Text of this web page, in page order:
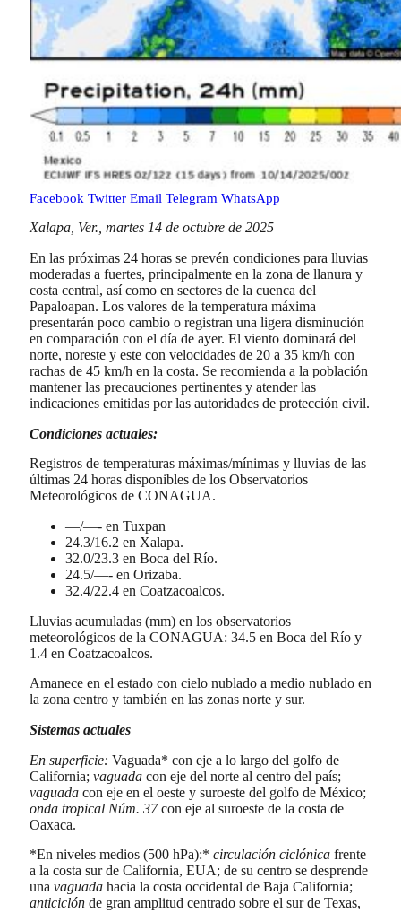
Facebook Twitter Email Telegram WhatsApp
Xalapa, Ver., martes 14 de octubre de 2025
En las próximas 24 horas se prevén condiciones para lluvias
moderadas a fuertes, principalmente en la zona de llanura y
costa central, así como en sectores de la cuenca del
Papaloapan. Los valores de la temperatura máxima
presentarán poco cambio o registran una ligera disminución
en comparación con el día de ayer. El viento dominará del
norte, noreste y este con velocidades de 20 a 35 km/h con
rachas de 45 km/h en la costa. Se recomienda a la población
mantener las precauciones pertinentes y atender las
indicaciones emitidas por las autoridades de protección civil.
Condiciones actuales:
Registros de temperaturas máximas/mínimas y lluvias de las
últimas 24 horas disponibles de los Observatorios
Meteorológicos de CONAGUA.
—/—- en Tuxpan
24.3/16.2 en Xalapa.
32.0/23.3 en Boca del Río.
24.5/—- en Orizaba.
32.4/22.4 en Coatzacoalcos.
Lluvias acumuladas (mm) en los observatorios
meteorológicos de la CONAGUA: 34.5 en Boca del Río y
1.4 en Coatzacoalcos.
Amanece en el estado con cielo nublado a medio nublado en
la zona centro y también en las zonas norte y sur.
Sistemas actuales
En superficie: Vaguada* con eje a lo largo del golfo de
California; vaguada con eje del norte al centro del país;
vaguada con eje en el oeste y suroeste del golfo de México;
onda tropical Núm. 37con eje al suroeste de la costa de
Oaxaca.
*En niveles medios (500 hPa):* circulación ciclónica frente
a la costa sur de California, EUA; de su centro se desprende
una vaguada hacia la costa occidental de Baja California;
anticiclón de gran amplitud centrado sobre el sur de Texas,